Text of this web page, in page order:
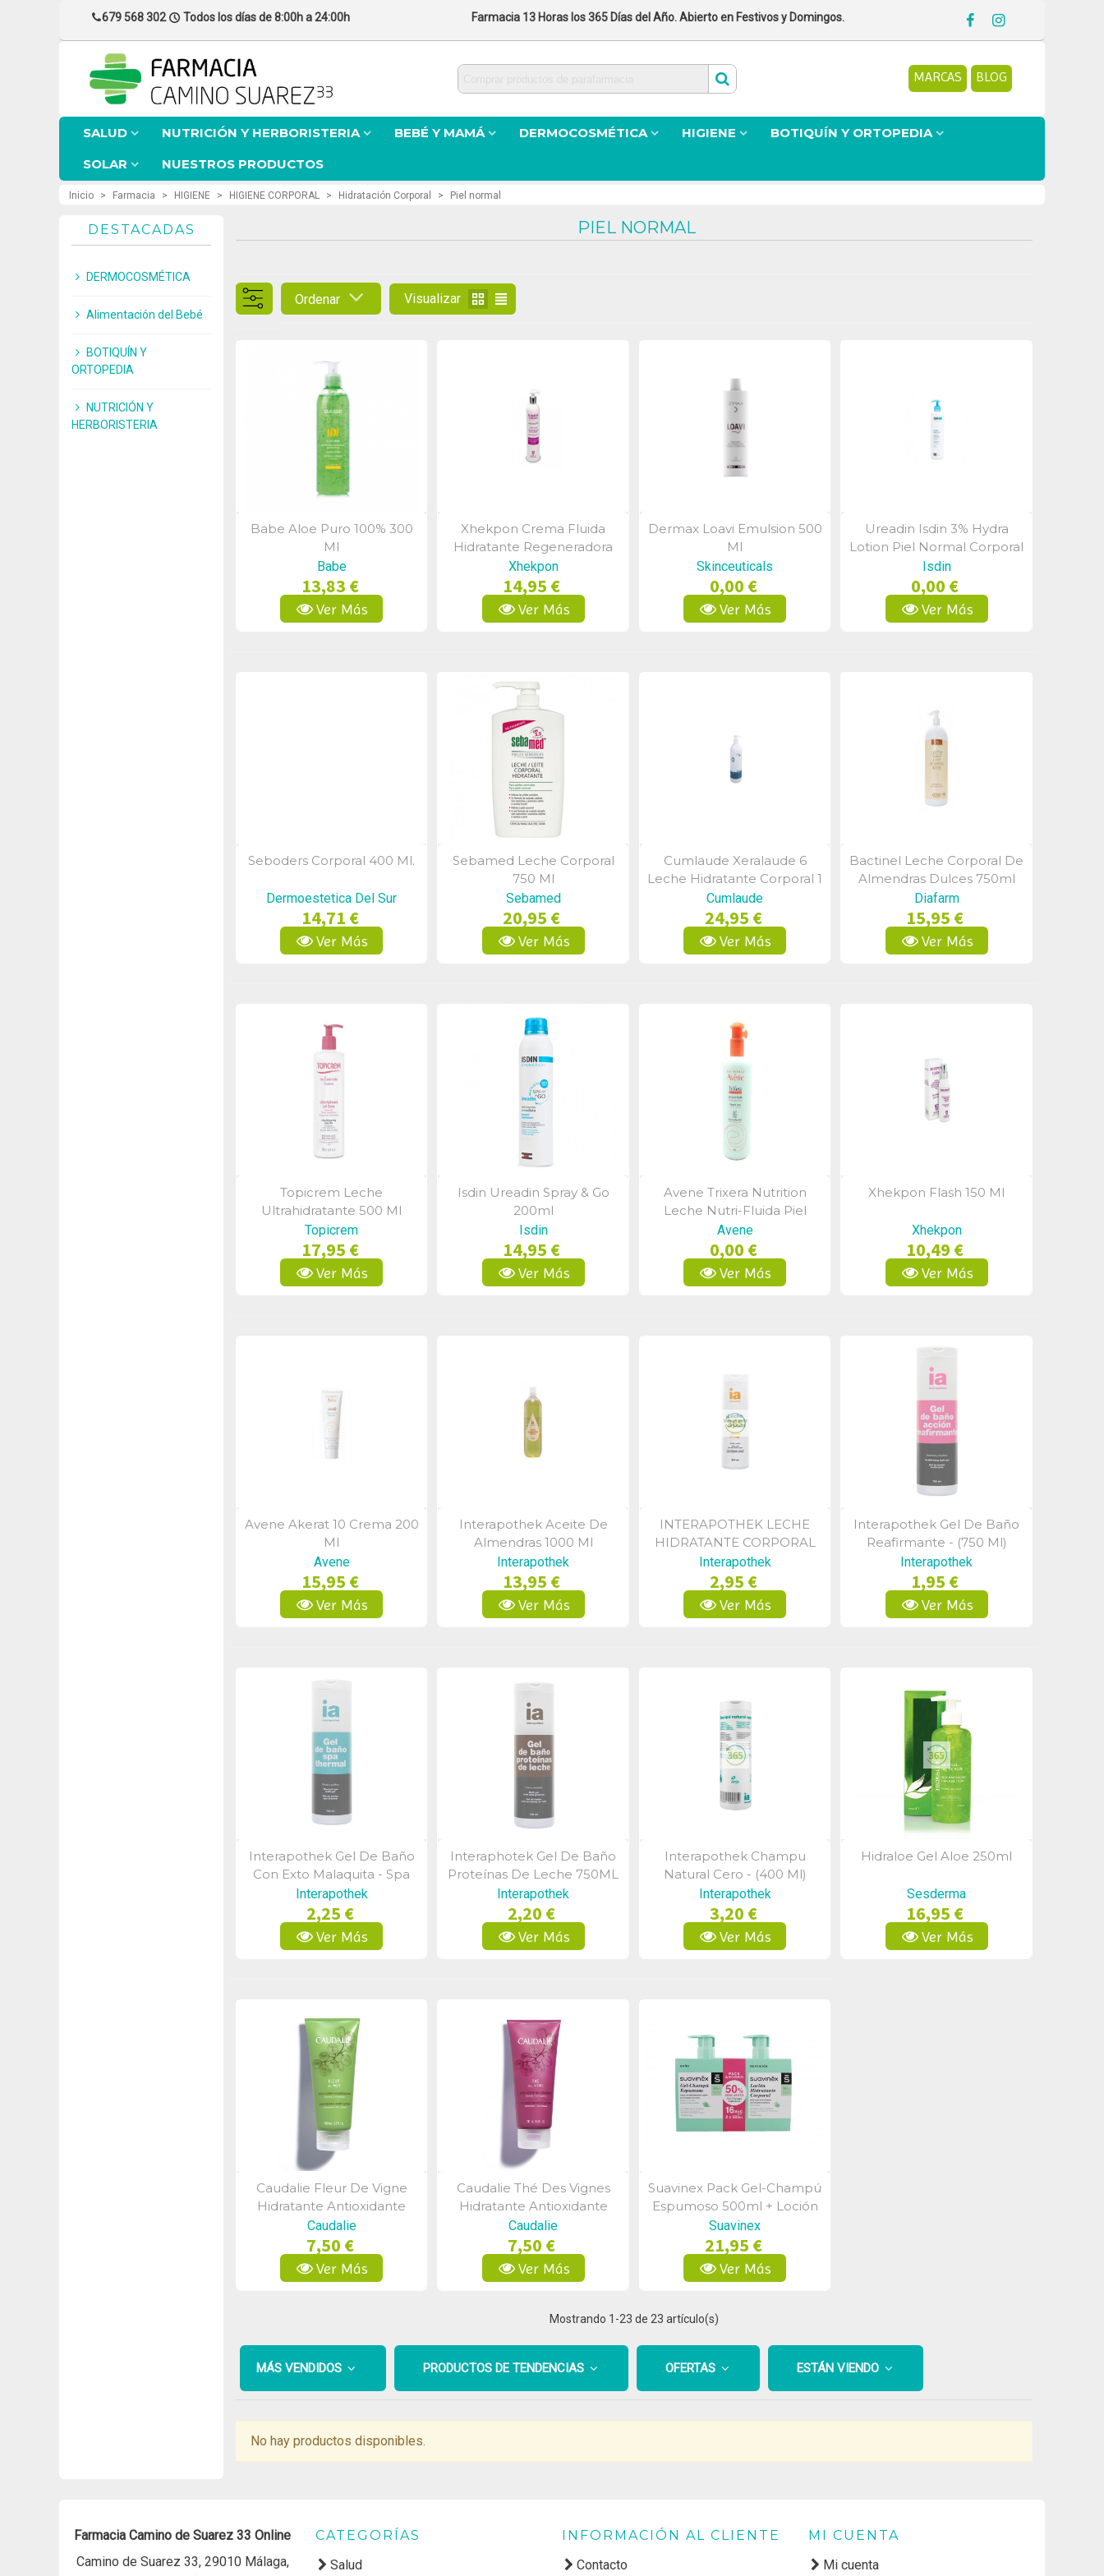
679 568 302 Todos los días de 8:00h a 24:00h Farmacia 13 Horas los 365 Días del Año. Abierto en Festivos y Domingos.
BLOG
MARCAS
SALUD NUTRICIÓN Y HERBORISTERIA BEBÉ Y MAMÁ DERMOCOSMÉTICA HIGIENE
BOTIQUÍN Y ORTOPEDIA
SOLAR
NUESTROS PRODUCTOS
Inicio > Farmacia > HIGIENE > HIGIENE CORPORAL > Hidratación Corporal > Piel normal
DESTACADAS
DERMOCOSMÉTICA
Alimentación del Bebé
BOTIQUÍN Y
ORTOPEDIA
NUTRICIÓN Y
HERBORISTERIA
PIEL NORMAL
Ordenar Visualizar
Vista Rápida
Babe Aloe Puro 100% 300
Ml
Babe
13,83 €
Ver Más
Vista Rápida
Xhekpon Crema Fluida
Hidratante Regeneradora
400 Ml
Xhekpon
14,95 €
Ver Más
Vista Rápida
Dermax Loavi Emulsion 500
Ml
Skinceuticals
0,00 €
Ver Más
Vista Rápida
Ureadin Isdin 3% Hydra
Lotion Piel Normal Corporal
400 Ml
Isdin
0,00 €
Ver Más
Vista Rápida
Seboders Corporal 400 Ml.
Dermoestetica Del Sur
14,71 €
Ver Más
Vista Rápida
Sebamed Leche Corporal
750 Ml
Sebamed
20,95 €
Ver Más
Vista Rápida
Cumlaude Xeralaude 6
Leche Hidratante Corporal 1
L
Cumlaude
24,95 €
Ver Más
Vista Rápida
Bactinel Leche Corporal De
Almendras Dulces 750ml
Diafarm
15,95 €
Ver Más
Vista Rápida
Topicrem Leche
Ultrahidratante 500 Ml
Topicrem
17,95 €
Ver Más
Vista Rápida
Isdin Ureadin Spray & Go
200ml
Isdin
14,95 €
Ver Más
Vista Rápida
Avene Trixera Nutrition
Leche Nutri-Fluida Piel
Sensible Y Seca 400 Ml
Avene
0,00 €
Ver Más
Vista Rápida
Xhekpon Flash 150 Ml
Xhekpon
10,49 €
Ver Más
Vista Rápida
Avene Akerat 10 Crema 200
Ml
Avene
15,95 €
Ver Más
Vista Rápida
Interapothek Aceite De
Almendras 1000 Ml
Interapothek
13,95 €
Ver Más
Vista Rápida
INTERAPOTHEK LECHE
HIDRATANTE CORPORAL
AVENA Y SEMILLAS DE
TRIGO 400ML
Interapothek
2,95 €
Ver Más
Vista Rápida
Interapothek Gel De Baño
Reafirmante - (750 Ml)
Interapothek
1,95 €
Ver Más
Vista Rápida
Interapothek Gel De Baño
Con Exto Malaquita - Spa
Thermal (750 Ml)
Interapothek
2,25 €
Ver Más
Vista Rápida
Interaphotek Gel De Baño
Proteínas De Leche 750ML
Interapothek
2,20 €
Ver Más
Vista Rápida
Interapothek Champu
Natural Cero - (400 Ml)
Interapothek
3,20 €
Ver Más
Vista Rápida
Hidraloe Gel Aloe 250ml
Sesderma
16,95 €
Ver Más
Vista Rápida
Caudalie Fleur De Vigne
Hidratante Antioxidante
100ml
Caudalie
7,50 €
Ver Más
Vista Rápida
Caudalie Thé Des Vignes
Hidratante Antioxidante
100ml
Caudalie
7,50 €
Ver Más
Vista Rápida
Suavinex Pack Gel-Champú
Espumoso 500ml + Loción
Hidratante Corporal 500ml
Suavinex
21,95 €
Ver Más
Mostrando 1 -23 de 23 artículo(s)
MÁS VENDIDOS PRODUCTOS DE TENDENCIAS OFERTAS ESTÁN VIENDO
No hay productos disponibles.
Farmacia Camino de Suarez 33 Online
Camino de Suarez 33, 29010 Málaga,
CATEGORÍAS
Salud
INFORMACIÓN AL CLIENTE
Contacto
MI CUENTA
Mi cuenta